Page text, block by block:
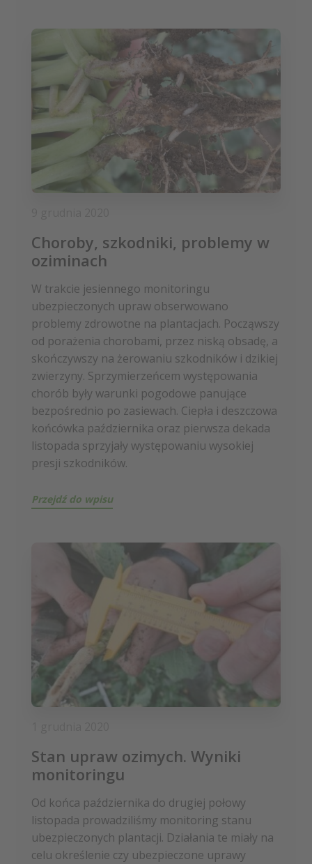
Choroby, szkodniki, problemy w
oziminach
W trakcie jesiennego monitoringu
ubezpieczonych upraw obserwowano
problemy zdrowotne na plantacjach. Począwszy
od porażenia chorobami, przez niską obsadę, a
skończywszy na żerowaniu szkodników i dzikiej
zwierzyny. Sprzymierzeńcem występowania
chorób były warunki pogodowe panujące
bezpośrednio po zasiewach. Ciepła i deszczowa
końcówka października oraz pierwsza dekada
listopada sprzyjały występowaniu wysokiej
presji szkodników.
Przejdź do wpisu
Stan upraw ozimych. Wyniki
monitoringu
Od końca października do drugiej połowy
listopada prowadziliśmy monitoring stanu
ubezpieczonych plantacji. Działania te miały na
celu określenie czy ubezpieczone uprawy